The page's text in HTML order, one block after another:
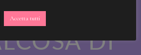
A
DI
Accetta tutti